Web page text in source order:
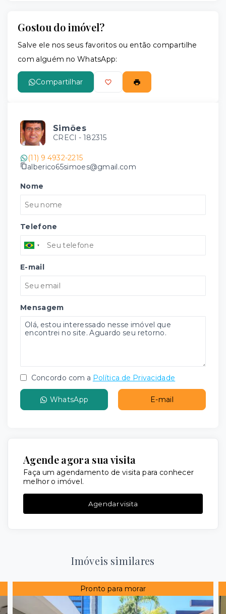
Gostou do imóvel?
Salve ele nos seus favoritos ou então compartilhe
com alguém no WhatsApp:
Compartilhar
Simões
CRECI - 182315
(11) 9 4932-2215
alberico65simoes@gmail.com
Nome
Telefone
E-mail
Mensagem
Concordo com a Política de Privacidade
WhatsApp E-mail
Agende agora sua visita
Faça um agendamento de visita para conhecer
melhor o imóvel.
Agendar visita
Imóveis similares
Pronto para morar